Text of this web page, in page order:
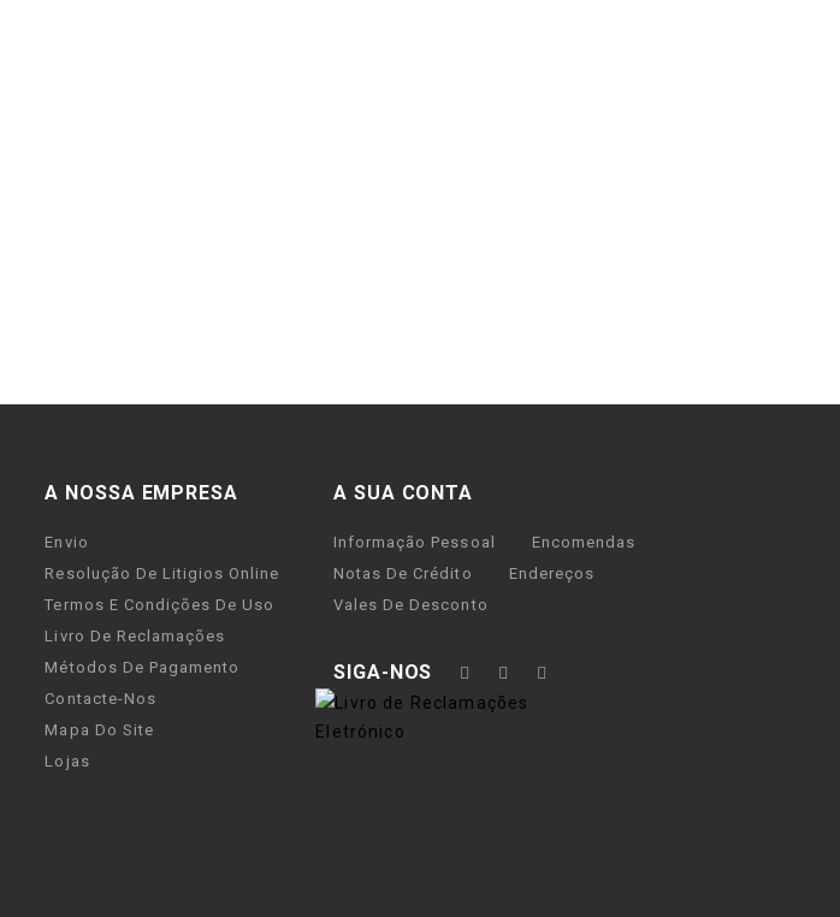
A NOSSA EMPRESA
Envio
Resolução De Litigios Online
Termos E Condições De Uso
Livro De Reclamações
Métodos De Pagamento
Contacte-Nos
Mapa Do Site
Lojas
A SUA CONTA
Informação Pessoal
Encomendas
Notas De Crédito
Endereços
Vales De Desconto
SIGA-NOS